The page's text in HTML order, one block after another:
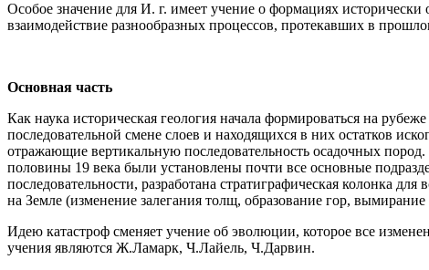
Особое значение для И. г. имеет учение о формациях
взаимодействие разнообразных процессов, протекавших в
Основная часть
Как наука историческая геология начала формироваться на
последовательной смене слоев и находящихся в них остатков
отражающие вертикальную последовательность осадочных
половины 19 века были установлены почти все основные
последовательности, разработана стратиграфическая колонка
на Земле (изменение залегания толщ, образование гор,
Идею катастроф сменяет учение об эволюции, которое все
учения являются Ж.Ламарк, Ч.Лайель, Ч.Дарвин.